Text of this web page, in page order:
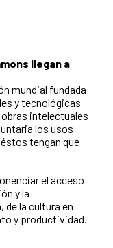
llegan a
mundial fundada
y tecnológicas
intelectuales
los usos
tengan que
el acceso
y la
la cultura en
y productividad.